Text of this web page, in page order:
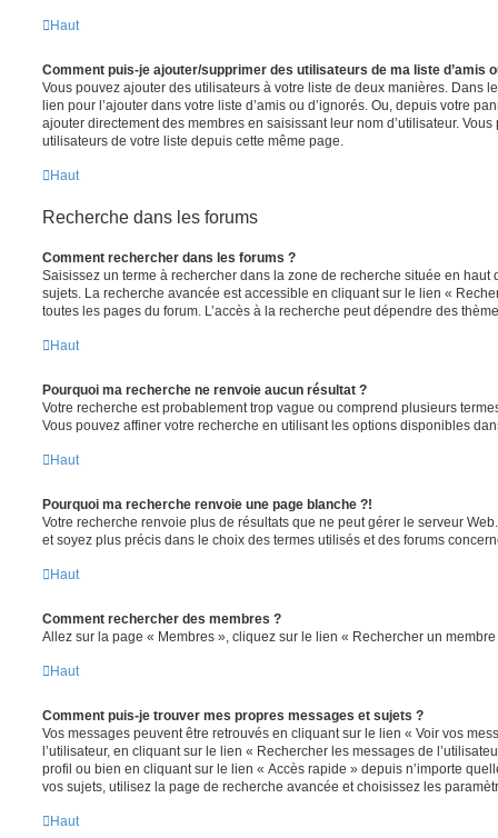
Haut
Comment puis-je ajouter/supprimer des utilisateurs de ma liste d’amis
Vous pouvez ajouter des utilisateurs à votre liste de deux manières. Dans
lien pour l’ajouter dans votre liste d’amis ou d’ignorés. Ou, depuis votre
ajouter directement des membres en saisissant leur nom d’utilisateur.
utilisateurs de votre liste depuis cette même page.
Haut
Recherche dans les forums
Comment rechercher dans les forums ?
Saisissez un terme à rechercher dans la zone de recherche située en haut
sujets. La recherche avancée est accessible en cliquant sur le lien «
toutes les pages du forum. L’accès à la recherche peut dépendre des
Haut
Pourquoi ma recherche ne renvoie aucun résultat ?
Votre recherche est probablement trop vague ou comprend plusieurs
Vous pouvez affiner votre recherche en utilisant les options disponibles
Haut
Pourquoi ma recherche renvoie une page blanche ?!
Votre recherche renvoie plus de résultats que ne peut gérer le serveur
et soyez plus précis dans le choix des termes utilisés et des forums
Haut
Comment rechercher des membres ?
Allez sur la page « Membres », cliquez sur le lien « Rechercher un membre
Haut
Comment puis-je trouver mes propres messages et sujets ?
Vos messages peuvent être retrouvés en cliquant sur le lien « Voir vos
l’utilisateur, en cliquant sur le lien « Rechercher les messages de
profil ou bien en cliquant sur le lien « Accès rapide » depuis n’importe
vos sujets, utilisez la page de recherche avancée et choisissez les
Haut